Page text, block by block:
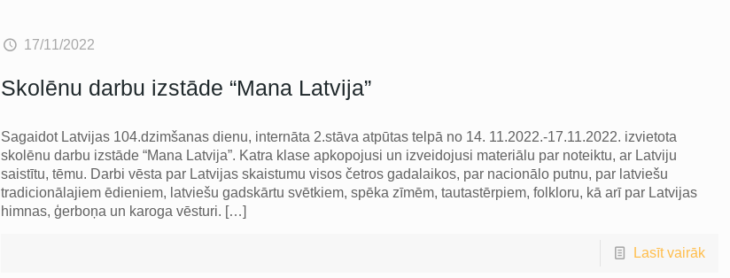
17/11/2022
Skolēnu darbu izstāde “Mana Latvija”
Sagaidot Latvijas 104.dzimšanas dienu, internāta 2.stāva atpūtas telpā no 14. 11.2022.-17.11.2022. izvietota
skolēnu darbu izstāde “Mana Latvija”. Katra klase apkopojusi un izveidojusi materiālu par noteiktu, ar Latviju
saistītu, tēmu. Darbi vēsta par Latvijas skaistumu visos četros gadalaikos, par nacionālo putnu, par latviešu
tradicionālajiem ēdieniem, latviešu gadskārtu svētkiem, spēka zīmēm, tautastērpiem, folkloru, kā arī par Latvijas
himnas, ģerboņa un karoga vēsturi. […]
Lasīt vairāk